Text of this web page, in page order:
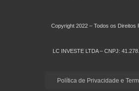
Copyright 2022 – Todos os
LC INVESTE LTDA – CNPJ:
Política de Privacidade e